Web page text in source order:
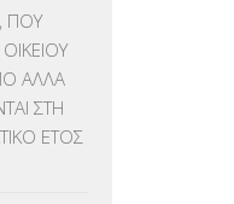
ΠΟΥ
ΑΛΛΑ
ΣΤΗ
ΕΤΟΣ